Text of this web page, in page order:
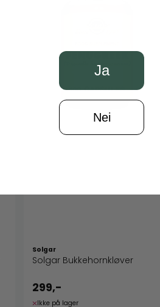
Solgar
Solgar Bukkehornkløver
299,-
Ikke på lager
Ja
Nei